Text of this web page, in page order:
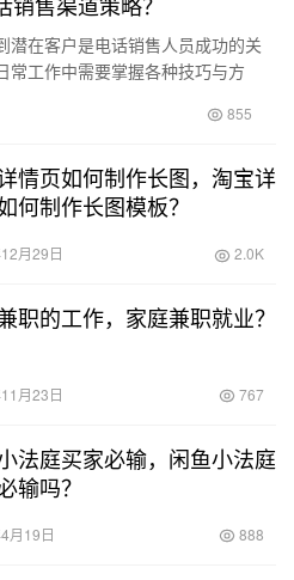
潜在客户是电话销售人员成功的关
常工作中需要掌握各种技巧与方
855
情页如何制作长图，淘宝详
何制作长图模板？
月29日 2.0K
职的工作，家庭兼职就业？
月23日 767
法庭买家必输，闲鱼小法庭
输吗？
月19日 888